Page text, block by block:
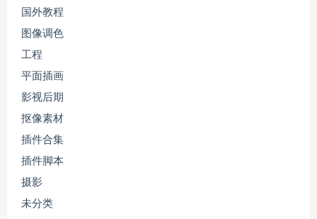
国外教程
图像调色
工程
平面插画
影视后期
抠像素材
插件合集
插件脚本
摄影
未分类